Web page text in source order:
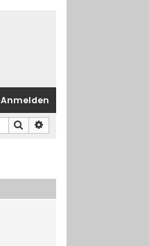
Anmelden
Suche